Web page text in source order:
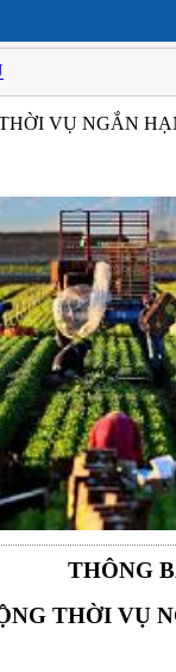
VỤ NGẮN
THÔNG
THỜI VỤ